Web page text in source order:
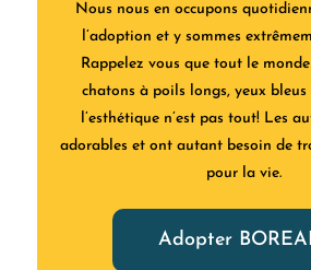
Nous nous en occupons
l’adoption et y sommes
Rappelez vous que tout le
chatons à poils longs, yeux
l’esthétique n’est pas tout! Les
adorables et ont autant besoin de
pour la vie.
Adopter